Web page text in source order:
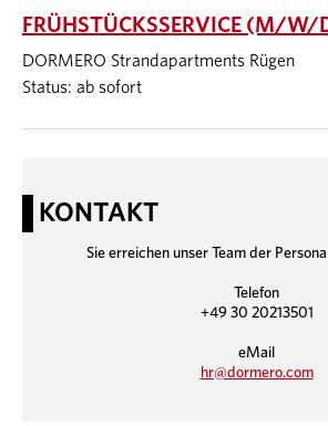
FRÜHSTÜCKSSERVICE (M/W/
DORMERO Strandapartments Rügen
Status: ab sofort
KONTAKT
Sie erreichen unser Team der
Telefon
+49 30 20213501
eMail
hr@dormero.com